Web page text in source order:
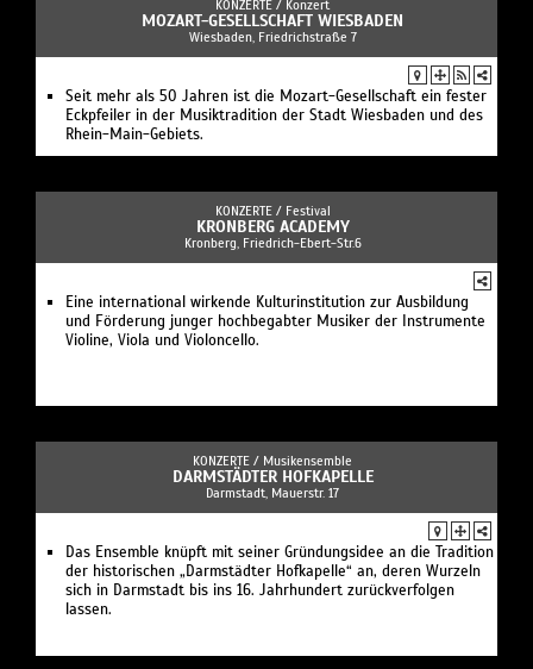
KONZERTE / Konzert
MOZART-GESELLSCHAFT WIESBADEN
Wiesbaden, Friedrichstraße 7
Seit mehr als 50 Jahren ist die Mozart-Gesellschaft ein fester
Eckpfeiler in der Musiktradition der Stadt Wiesbaden und des
Rhein-Main-Gebiets.
KONZERTE / Festival
KRONBERG ACADEMY
Kronberg, Friedrich-Ebert-Str.6
Eine international wirkende Kulturinstitution zur Ausbildung
und Förderung junger hochbegabter Musiker der Instrumente
Violine, Viola und Violoncello.
KONZERTE / Musikensemble
DARMSTÄDTER HOFKAPELLE
Darmstadt, Mauerstr. 17
Das Ensemble knüpft mit seiner Gründungsidee an die Tradition
der historischen „Darmstädter Hofkapelle“ an, deren Wurzeln
sich in Darmstadt bis ins 16. Jahrhundert zurückverfolgen
lassen.